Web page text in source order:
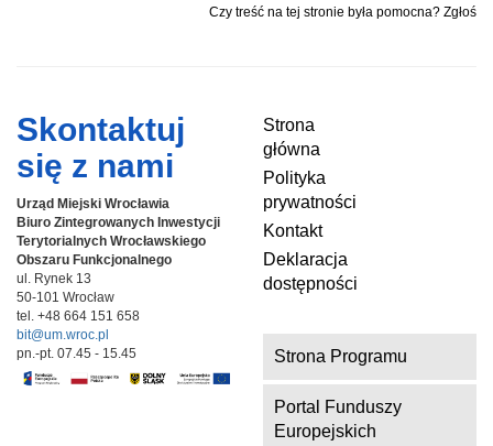
Czy treść na tej stronie była pomocna? Zgłoś
Skontaktuj
się z nami
Urząd Miejski Wrocławia
Biuro Zintegrowanych Inwestycji
Terytorialnych Wrocławskiego
Obszaru Funkcjonalnego
ul. Rynek 13
50-101 Wrocław
tel. +48 664 151 658
bit@um.wroc.pl
pn.-pt. 07.45 - 15.45
Strona
główna
Polityka
prywatności
Kontakt
Deklaracja
dostępności
Strona Programu
Portal Funduszy
Europejskich